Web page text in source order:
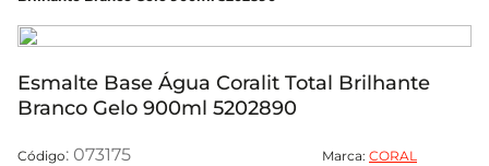
Esmalte Base Água Coralit Total Brilhante
Branco Gelo 900ml 5202890
: 073175 Marca: CORAL
2º
luminaria
3º
tomada
4º
4
eletroduto